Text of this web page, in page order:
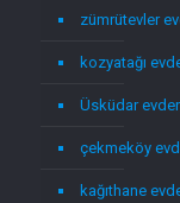
zümrütevler
kozyatağı
Üsküdar
çekmeköy
kağıthane